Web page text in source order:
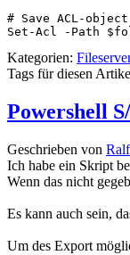
# Save ACL-
Kategorien: Fileserver
Tags für diesen
Powershell
Geschrieben von
Ich habe ein Skript
Wenn das nicht
Es kann auch sein,
Um des Export